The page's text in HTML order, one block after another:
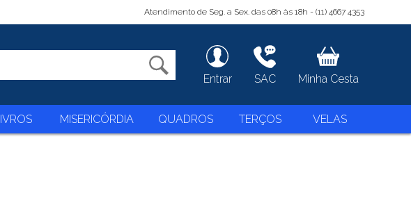
Atendimento de Seg. a Sex. das 08h às 18h - (11) 4667 4353
Entrar SAC Minha Cesta
MISERICÓRDIA QUADROS TERÇOS VELAS